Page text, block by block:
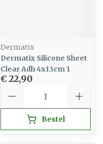
Dermatix
Dermatix Silicone Sheet
Clear Adh 4x13cm 1
€ 22,90
Bestel